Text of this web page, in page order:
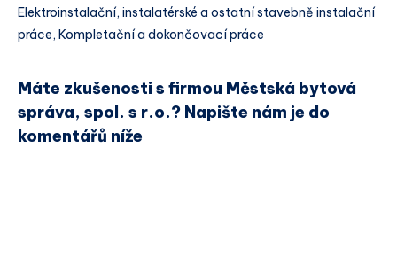
Elektroinstalační, instalatérské a ostatní stavebně instalační
práce, Kompletační a dokončovací práce
Máte zkušenosti s firmou Městská bytová
správa, spol. s r.o.? Napište nám je do
komentářů níže